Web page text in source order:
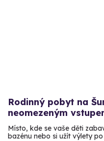
Rodinný pobyt na
neomezeným
Místo, kde se vaše děti
bazénu nebo si užít výlety